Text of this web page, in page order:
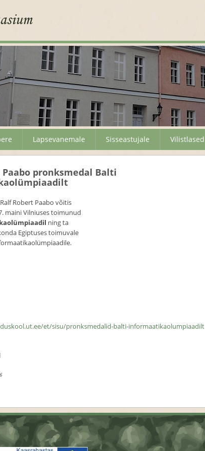
Lapsevanemale Sisseastujale Vilistlased
Paabo pronksmedal Balti
Robert Paabo võitis
maini Vilniuses toimunud
ning ta
Egiptuses toimuvale
et/sisu/pronksmedalid-balti-informaatikaolumpiaadilt